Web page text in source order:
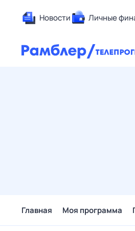
Новости Личные
Главная Моя программа